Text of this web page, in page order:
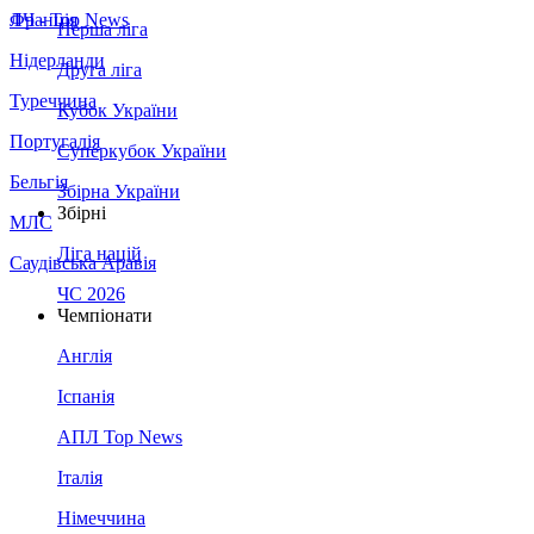
Франція
Нідерланди
Туреччина
Португалія
Бельгія
МЛС
Саудівська Аравія
ЛЧ - Top News
Перша ліга
Друга ліга
Кубок України
Суперкубок України
Збірна України
Збірні
Ліга націй
ЧС 2026
Чемпіонати
Англія
Іспанія
АПЛ Top News
Італія
Німеччина